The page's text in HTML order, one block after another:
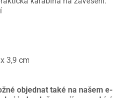
3,9 cm
objednat také na našem e-